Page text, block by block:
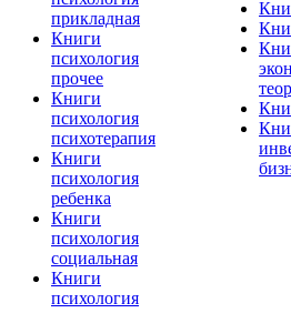
прикладная
Книги
психология
прочее
Книги
психология
психотерапия
Книги
психология
ребенка
Книги
психология
социальная
Книги
психология